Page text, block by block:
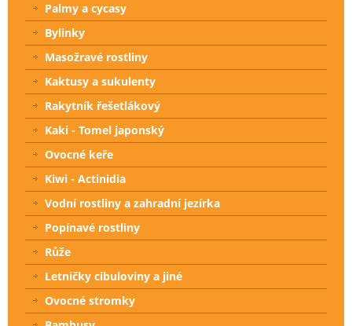
Palmy a cycasy
Bylinky
Masožravé rostliny
Kaktusy a sukulenty
Rakytník řešetlákový
Kaki - Tomel japonský
Ovocné keře
Kiwi - Actinidia
Vodní rostliny a zahradní jezírka
Popínavé rostliny
Růže
Letničky cibuloviny a jiné
Ovocné stromky